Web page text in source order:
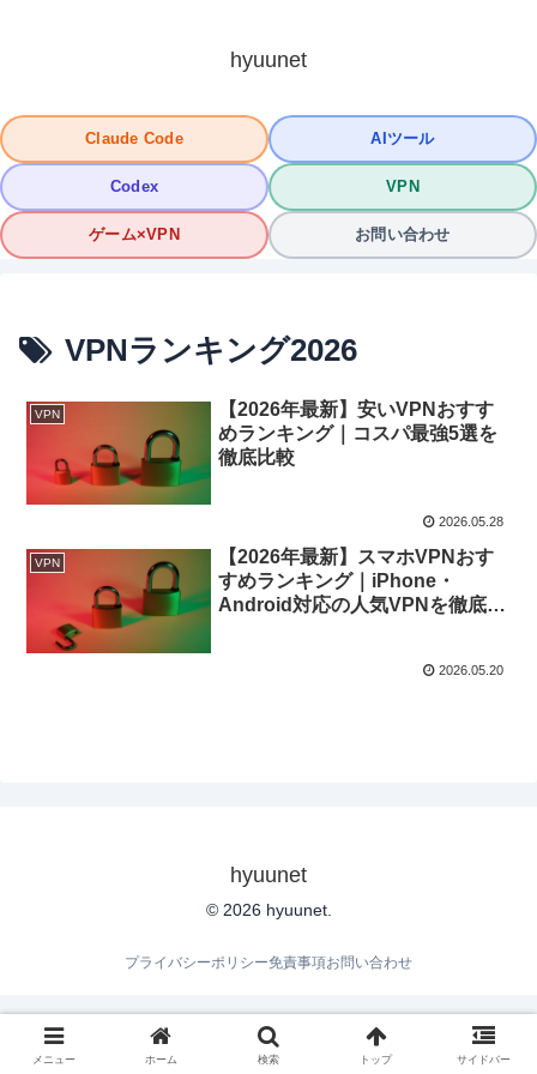
hyuunet
Claude Code AIツール
Codex VPN
ゲーム×VPN お問い合わせ
VPNランキング2026
VPN
【2026年最新】安いVPNおすす
めランキング｜コスパ最強5選を
徹底比較
2026.05.28
VPN
【2026年最新】スマホVPNおす
すめランキング｜iPhone・
Android対応の人気VPNを徹底比
2026.05.20
hyuunet
© 2026 hyuunet.
プライバシーポリシー免責事項お問い合わせ
メニュー ホーム 検索 トップ サイドバー